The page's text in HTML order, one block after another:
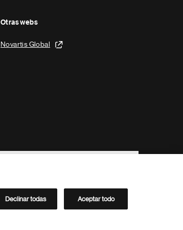
Otras webs
Novartis Global
Directorio de Novartis
Declinar todas Aceptar todo